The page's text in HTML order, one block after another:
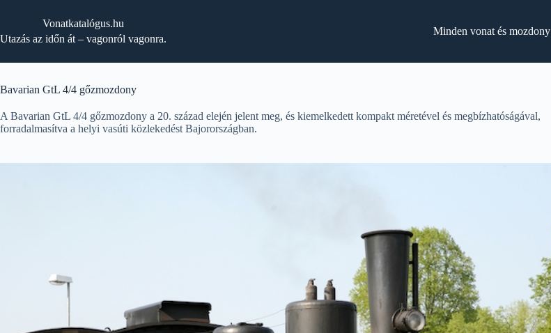
Vonatkatalógus.hu
Utazás az időn át – vagonról vagonra.
Minden vonat és mozdony
Bavarian GtL 4/4 gőzmozdony
A Bavarian GtL 4/4 gőzmozdony a 20. század elején jelent meg, és kiemelkedett kompakt méretével és megbízhatóságával,
forradalmasítva a helyi vasúti közlekedést Bajorországban.